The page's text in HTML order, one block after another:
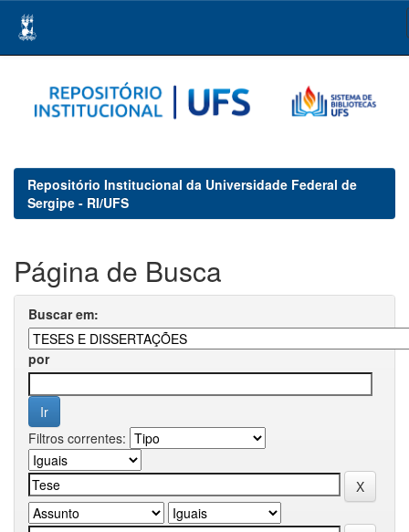
navigation
Repositório Institucional da Universidade Federal de
Sergipe - RI/UFS
Página de Busca
Buscar em:
por
Filtros correntes: